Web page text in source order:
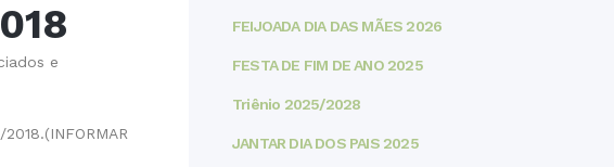
e
FEIJOADA DIA DAS MÃES 2026
FESTA DE FIM DE ANO 2025
Triênio 2025/2028
JANTAR DIA DOS PAIS 2025